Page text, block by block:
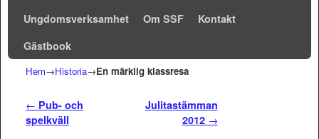
Ungdomsverksamhet
Om SSF
Kontakt
Gästbook
Hem→Historia→En märklig klassresa
Inläggsnavigering
← Pub- och
spelkväll
Julitastämman
2012 →